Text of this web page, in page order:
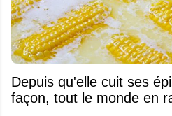
Depuis qu'elle cuit ses
façon, tout le monde en